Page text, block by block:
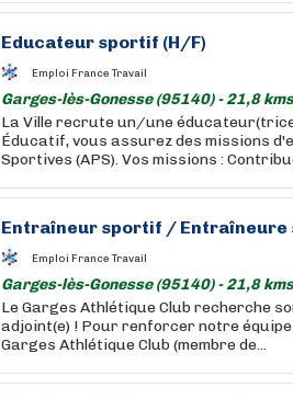
Educateur sportif (H/F)
Emploi France Travail
Garges-lès-Gonesse (95140) - 21,8
La Ville recrute un/une
Éducatif, vous assurez des missions
Sportives (APS). Vos missions :
Entraîneur sportif / Entraîneure
Emploi France Travail
Garges-lès-Gonesse (95140) - 21,8
Le Garges Athlétique Club recherche
adjoint(e) ! Pour renforcer notre
Garges Athlétique Club (membre de...